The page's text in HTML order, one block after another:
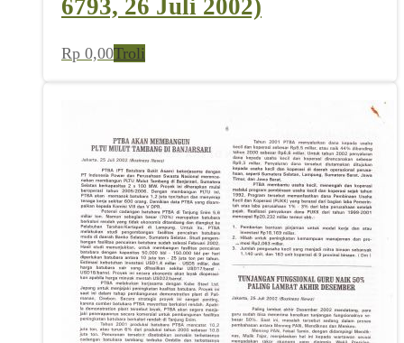
6793, 26 Juli 2002)
Rp 0,00Troli